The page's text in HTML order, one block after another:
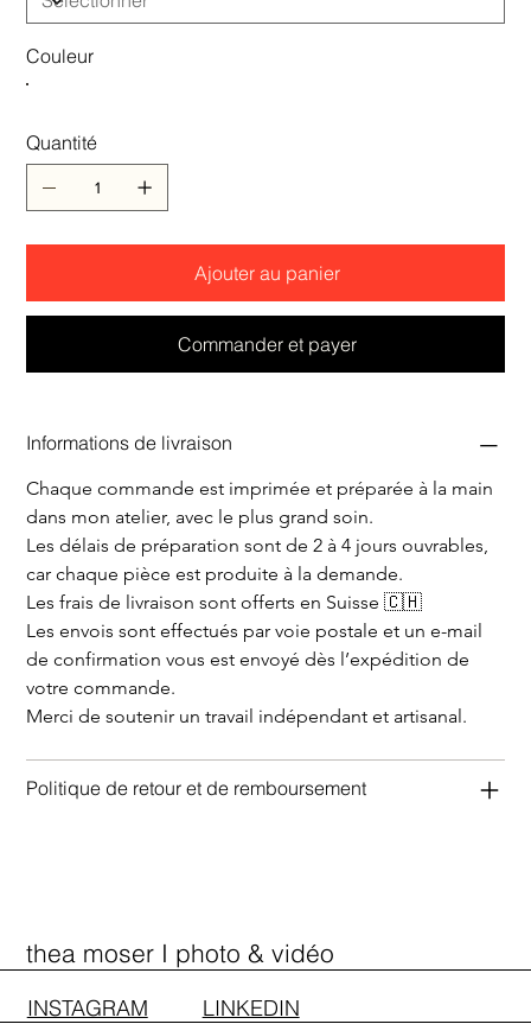
Couleur
Quantité
Ajouter au panier
Commander et payer
Informations de livraison
Chaque commande est imprimée et préparée à la main
dans mon atelier, avec le plus grand soin.
Les délais de préparation sont de 2 à 4 jours ouvrables,
car chaque pièce est produite à la demande.
Les frais de livraison sont offerts en Suisse 🇨🇭
Les envois sont effectués par voie postale et un e-mail
de confirmation vous est envoyé dès l’expédition de
votre commande.
Merci de soutenir un travail indépendant et artisanal.
Politique de retour et de remboursement
thea moser I photo & vidéo
INSTAGRAM LINKEDIN